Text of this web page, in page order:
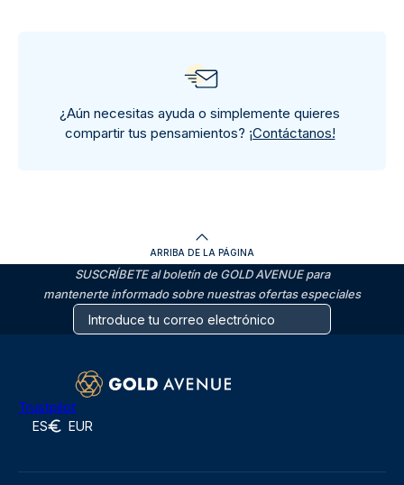
¿Aún necesitas ayuda o simplemente quieres
compartir tus pensamientos? ¡Contáctanos!
ARRIBA DE LA PÁGINA
SUSCRÍBETE al boletín de GOLD AVENUE para
mantenerte informado sobre nuestras ofertas especiales
Trustpilot
ES EUR